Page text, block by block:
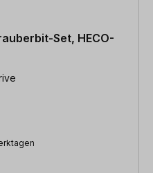
Set, HECO-